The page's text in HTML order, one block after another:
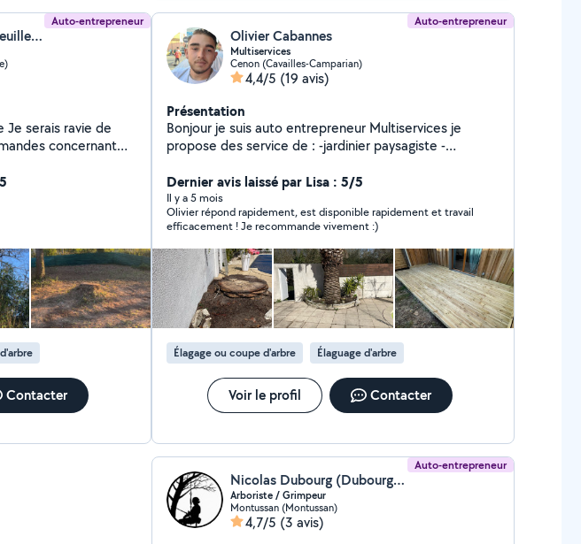
Auto-entrepreneur
Alexandre Crevel (La feuille verte d’Aquitaine)
concernant
évacuation des
sur la gironde
prestations
vigueur).
Contacter
Auto-entrepreneur
Olivier Cabannes
Multiservices
Cenon (Cavailles-Camparian)
4,4/5 (19 avis)
Présentation
Bonjour je suis auto entrepreneur Multiservices je
propose des service de : -jardinier paysagiste -
façade, toiture, terrasse -peinture -isolation -possible
de venir pour traiter nids de guêpes frelons Et d'autres
services sont également disponible si vous le souhaiter.
Dernier avis laissé par Lisa : 5/5
Il y a 5 mois
Olivier répond rapidement, est disponible rapidement et travail
efficacement ! Je recommande vivement :)
Élagage ou coupe d'arbre Élaguage d'arbre
Voir le profil Contacter
Auto-entrepreneur
Nicolas Dubourg (Dubourg Elagage)
Arboriste / Grimpeur
Montussan (Montussan)
4,7/5 (3 avis)